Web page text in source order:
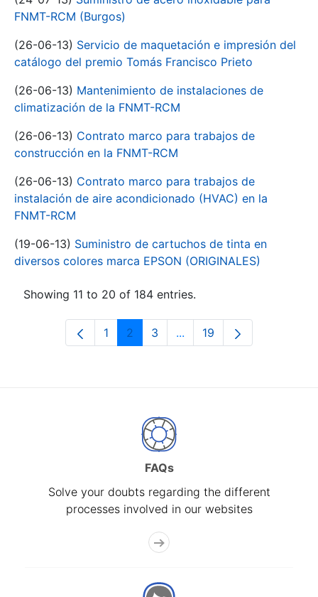
FNMT-RCM (Burgos)
(26-06-13) Servicio de maquetación e impresión del
catálogo del premio Tomás Francisco Prieto
(26-06-13) Mantenimiento de instalaciones de
climatización de la FNMT-RCM
(26-06-13) Contrato marco para trabajos de
construcción en la FNMT-RCM
(26-06-13) Contrato marco para trabajos de
instalación de aire acondicionado (HVAC) en la
FNMT-RCM
(19-06-13) Suministro de cartuchos de tinta en
diversos colores marca EPSON (ORIGINALES)
Showing 11 to 20 of 184 entries.
Page
1 Page
2 Page
3 ...Intermediate Pages Use
Page
19
FAQs
Solve your doubts regarding the different
processes involved in our websites